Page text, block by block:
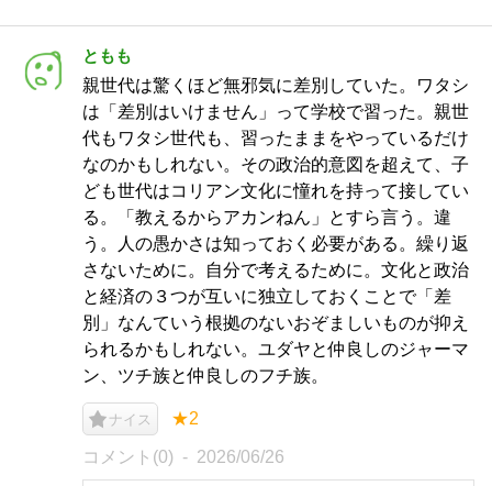
ともも
親世代は驚くほど無邪気に差別していた。ワタシ
は「差別はいけません」って学校で習った。親世
代もワタシ世代も、習ったままをやっているだけ
なのかもしれない。その政治的意図を超えて、子
ども世代はコリアン文化に憧れを持って接してい
る。「教えるからアカンねん」とすら言う。違
う。人の愚かさは知っておく必要がある。繰り返
さないために。自分で考えるために。文化と政治
と経済の３つが互いに独立しておくことで「差
別」なんていう根拠のないおぞましいものが抑え
られるかもしれない。ユダヤと仲良しのジャーマ
ン、ツチ族と仲良しのフチ族。
ナイス ★2
コメント(0) 2026/06/26